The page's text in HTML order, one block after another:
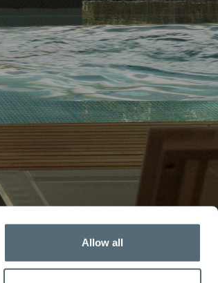
Allow all